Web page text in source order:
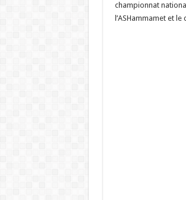
championnat
l’ASHammamet et